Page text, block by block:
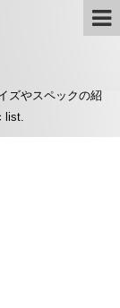
ズやスペックの紹
list.